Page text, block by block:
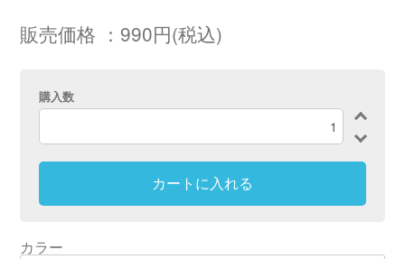
販売価格 ：990円(税込)
購入数
カートに入れる
カラー